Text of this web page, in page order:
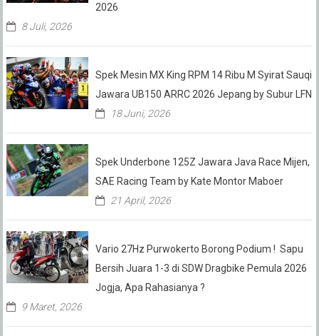
2026
8 Juli, 2026
Spek Mesin MX King RPM 14 Ribu M Syirat Sauqi
Jawara UB150 ARRC 2026 Jepang by Subur LFN
18 Juni, 2026
Spek Underbone 125Z Jawara Java Race Mijen,
SAE Racing Team by Kate Montor Maboer
21 April, 2026
Vario 27Hz Purwokerto Borong Podium ! Sapu
Bersih Juara 1-3 di SDW Dragbike Pemula 2026
Jogja, Apa Rahasianya ?
9 Maret, 2026